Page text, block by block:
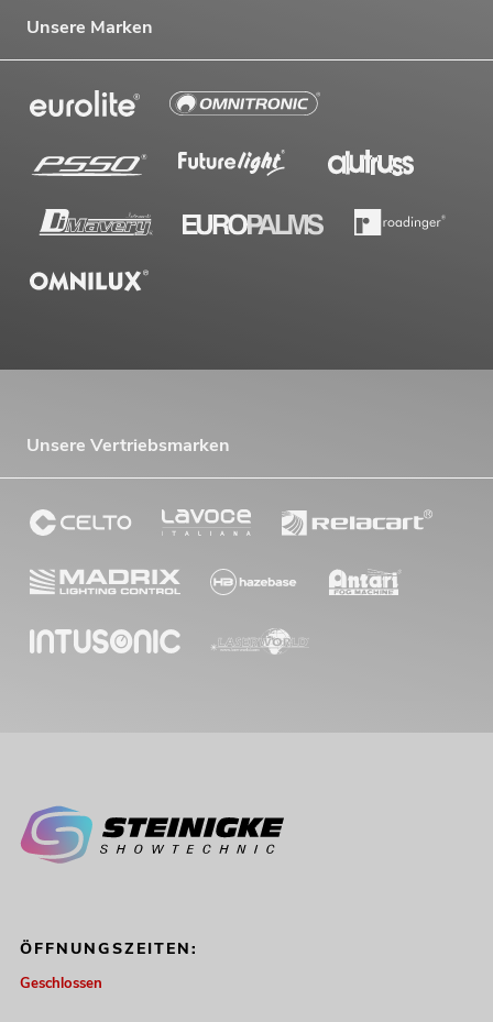
Unsere Marken
Unsere Vertriebsmarken
ÖFFNUNGSZEITEN:
Geschlossen